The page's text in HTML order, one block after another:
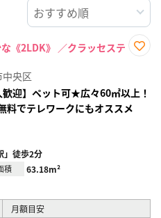
《2LDK》 ／クラッセステ
録
央区
歓迎】ペット可★広々60㎡以上！
料でテレワークにもオススメ
」徒歩2分
積 63.18m²
月額目安